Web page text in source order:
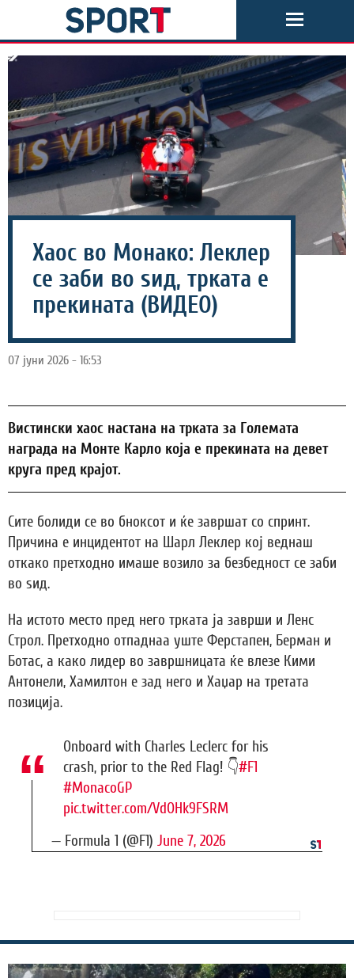
Хаос во Монако: Леклер
се заби во ѕид, трката е
прекината (ВИДЕО)
07 јуни 2026 - 16:53
Вистински хаос настана на трката за Големата
награда на Монте Карло која е прекината на девет
круга пред крајот.
Сите болиди се во бноксот и ќе завршат со спринт.
Причина е инцидентот на Шарл Леклер кој веднаш
откако претходно имаше возило за безбедност се заби
во ѕид.
На истото место пред него трката ја заврши и Ленс
Строл. Претходно отпаднаа уште Ферстапен, Берман и
Ботас, а како лидер во завршницата ќе влезе Кими
Антонели, Хамилтон е зад него и Хаџар на третата
позиција.
Onboard with Charles Leclerc for his
crash, prior to the Red Flag! 👇#F1
#MonacoGP
pic.twitter.com/VdOHk9FSRM
— Formula 1 (@F1) June 7, 2026